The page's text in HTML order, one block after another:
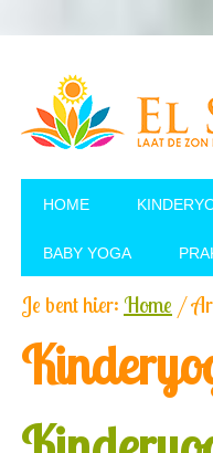
HOME
BABY YOGA
Je bent hier: Home /